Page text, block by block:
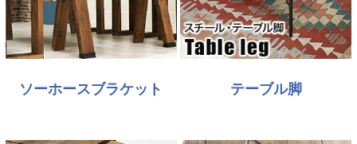
ソーホースブラケット テーブル脚